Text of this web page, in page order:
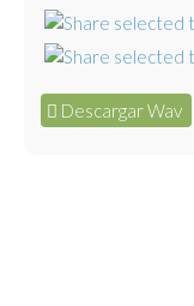
Descargar Wav